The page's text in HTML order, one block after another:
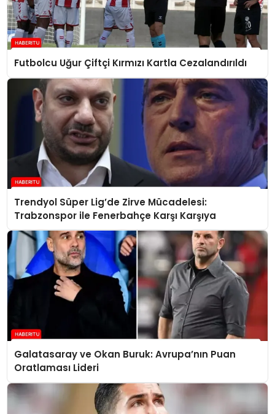
Futbolcu Uğur Çiftçi Kırmızı Kartla Cezalandırıldı
Trendyol Süper Lig’de Zirve Mücadelesi:
Trabzonspor ile Fenerbahçe Karşı Karşıya
Galatasaray ve Okan Buruk: Avrupa’nın Puan
Oratlaması Lideri